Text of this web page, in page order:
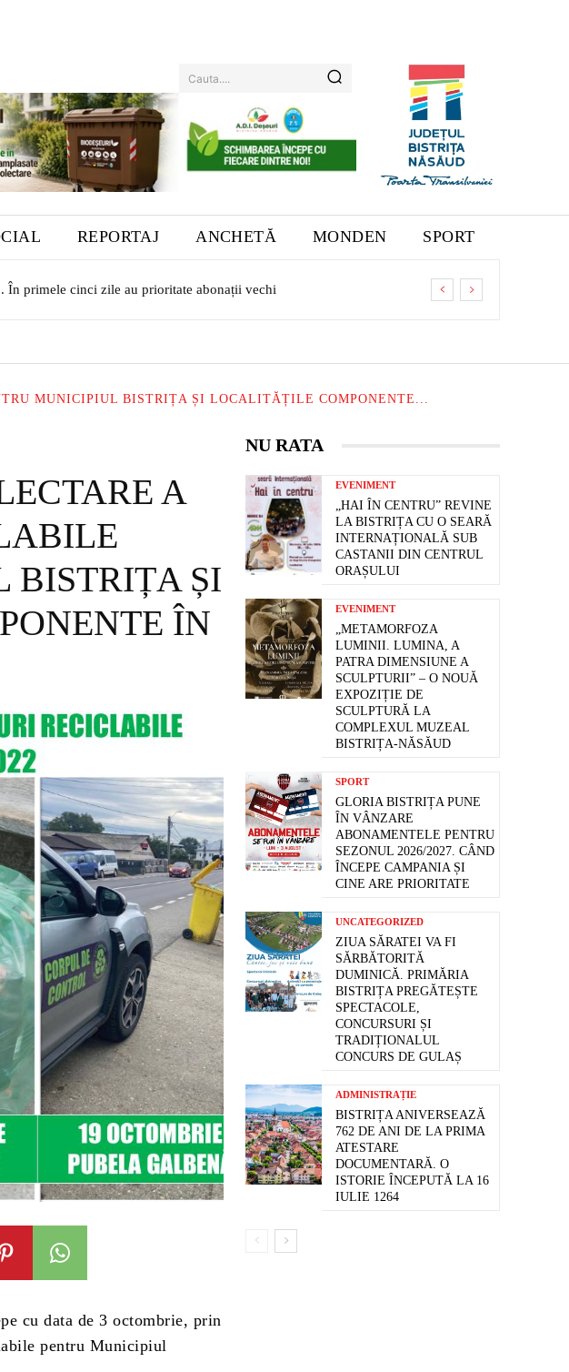
Cauta....
REPORTAJ ANCHETĂ MONDEN SPORT
primele cinci zile au prioritate abonații vechi
are loc în 7 august
MUNICIPIUL BISTRIȚA ȘI LOCALITĂȚILE COMPONENTE...
A
BISTRIȚA ȘI
ÎN
cu data de 3 octombrie, prin
pentru Municipiul
NU RATA
EVENIMENT
„HAI ÎN CENTRU” REVINE
LA BISTRIȚA CU O SEARĂ
INTERNAȚIONALĂ SUB
CASTANII DIN CENTRUL
ORAȘULUI
EVENIMENT
„METAMORFOZA
LUMINII. LUMINA, A
PATRA DIMENSIUNE A
SCULPTURII” – O NOUĂ
EXPOZIȚIE DE
SCULPTURĂ LA
COMPLEXUL MUZEAL
BISTRIȚA-NĂSĂUD
SPORT
GLORIA BISTRIȚA PUNE
ÎN VÂNZARE
ABONAMENTELE PENTRU
SEZONUL 2026/2027. CÂND
ÎNCEPE CAMPANIA ȘI
CINE ARE PRIORITATE
UNCATEGORIZED
ZIUA SĂRATEI VA FI
SĂRBĂTORITĂ
DUMINICĂ. PRIMĂRIA
BISTRIȚA PREGĂTEȘTE
SPECTACOLE,
CONCURSURI ȘI
TRADIȚIONALUL
CONCURS DE GULAȘ
ADMINISTRAȚIE
BISTRIȚA ANIVERSEAZĂ
762 DE ANI DE LA PRIMA
ATESTARE
DOCUMENTARĂ. O
ISTORIE ÎNCEPUTĂ LA 16
IULIE 1264